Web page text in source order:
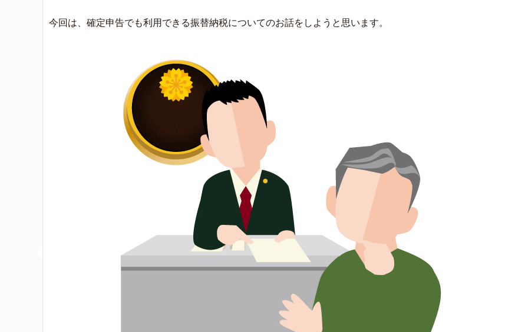
今回は、確定申告でも利用できる振替納税についてのお話をしようと思います。